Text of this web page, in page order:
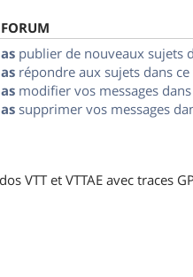
publier de nouveaux sujets
répondre aux sujets dans
modifier vos messages
supprimer vos messages
VTT et VTTAE avec traces